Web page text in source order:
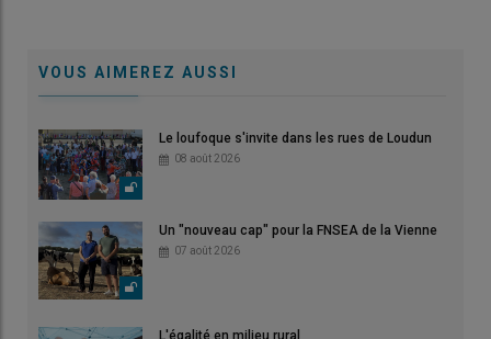
VOUS AIMEREZ AUSSI
Le loufoque s'invite dans les rues de Loudun
08 août 2026
Un "nouveau cap" pour la FNSEA de la Vienne
07 août 2026
L'égalité en milieu rural